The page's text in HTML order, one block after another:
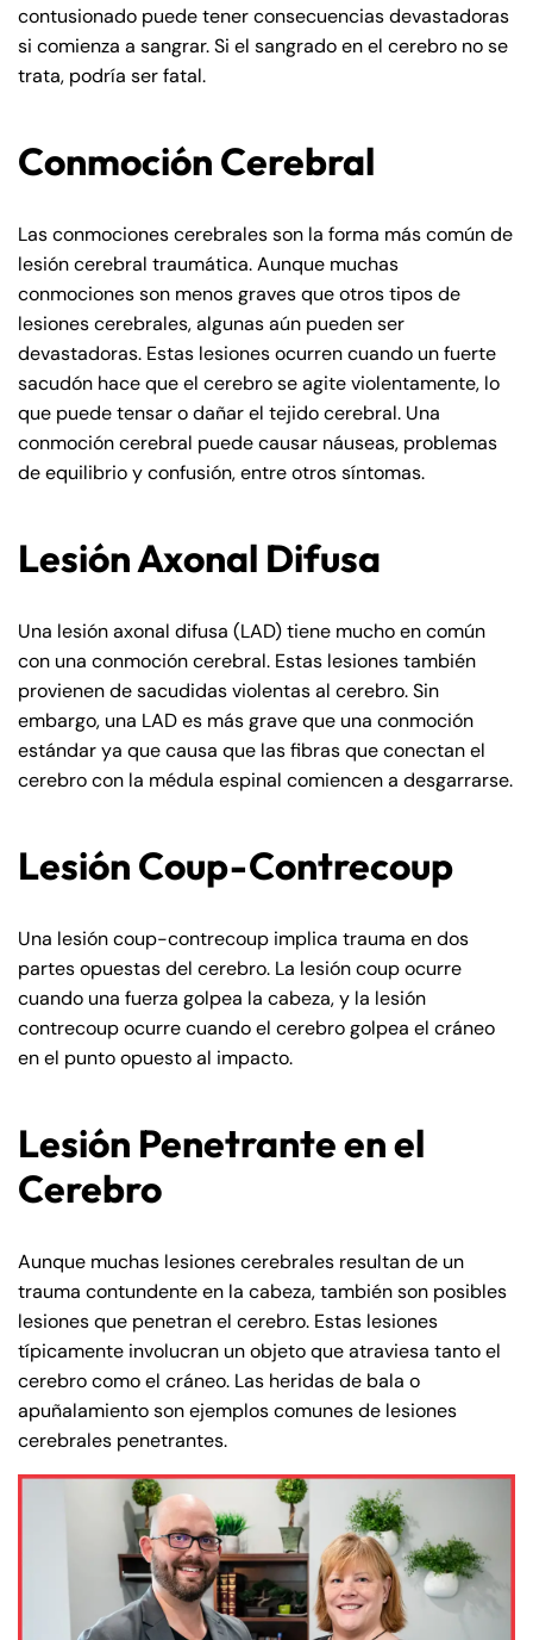
contusionado puede tener consecuencias devastadoras
si comienza a sangrar. Si el sangrado en el cerebro no se
trata, podría ser fatal.
Conmoción Cerebral
Las conmociones cerebrales son la forma más común de
lesión cerebral traumática. Aunque muchas
conmociones son menos graves que otros tipos de
lesiones cerebrales, algunas aún pueden ser
devastadoras. Estas lesiones ocurren cuando un fuerte
sacudón hace que el cerebro se agite violentamente, lo
que puede tensar o dañar el tejido cerebral. Una
conmoción cerebral puede causar náuseas, problemas
de equilibrio y confusión, entre otros síntomas.
Lesión Axonal Difusa
Una lesión axonal difusa (LAD) tiene mucho en común
con una conmoción cerebral. Estas lesiones también
provienen de sacudidas violentas al cerebro. Sin
embargo, una LAD es más grave que una conmoción
estándar ya que causa que las fibras que conectan el
cerebro con la médula espinal comiencen a desgarrarse.
Lesión Coup-Contrecoup
Una lesión coup-contrecoup implica trauma en dos
partes opuestas del cerebro. La lesión coup ocurre
cuando una fuerza golpea la cabeza, y la lesión
contrecoup ocurre cuando el cerebro golpea el cráneo
en el punto opuesto al impacto.
Lesión Penetrante en el
Cerebro
Aunque muchas lesiones cerebrales resultan de un
trauma contundente en la cabeza, también son posibles
lesiones que penetran el cerebro. Estas lesiones
típicamente involucran un objeto que atraviesa tanto el
cerebro como el cráneo. Las heridas de bala o
apuñalamiento son ejemplos comunes de lesiones
cerebrales penetrantes.